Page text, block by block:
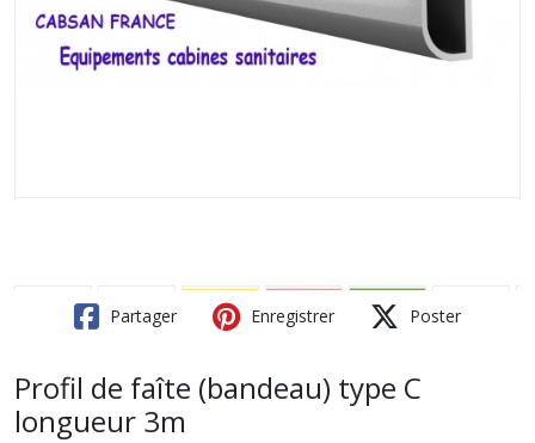
Partager Enregistrer Poster
Profil de faîte (bandeau) type C
longueur 3m